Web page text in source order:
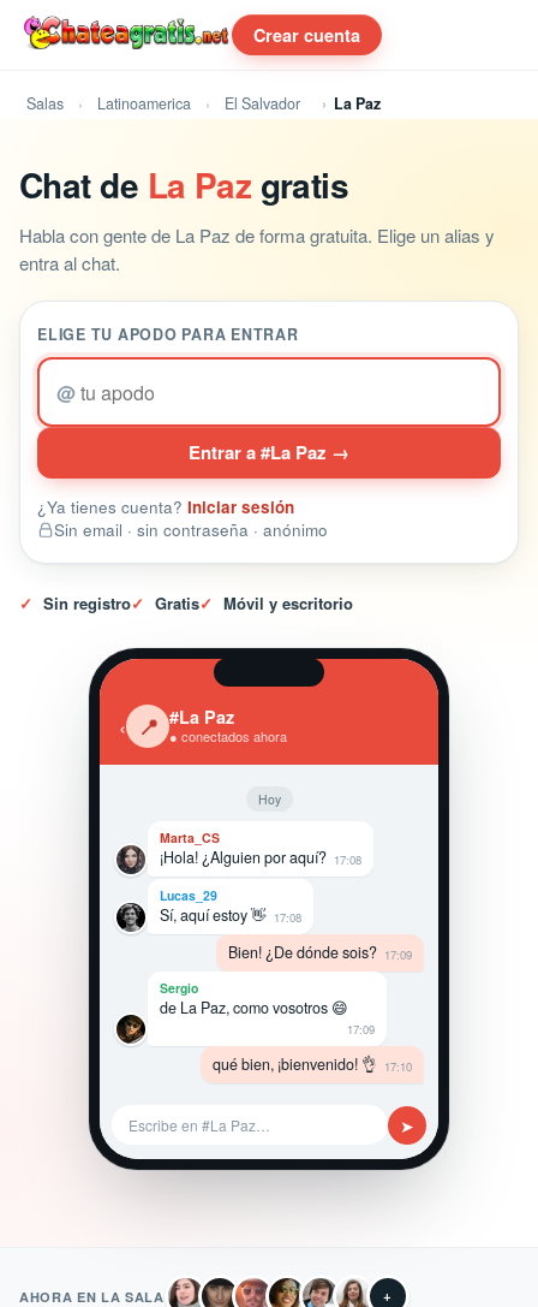
Crear cuenta
Salas Latinoamerica El Salvador La Paz
Chat de La Paz gratis
Habla con gente de La Paz de forma gratuita. Elige un alias y
entra al chat.
ELIGE TU APODO PARA ENTRAR
@
Entrar a #La Paz →
¿Ya tienes cuenta? Iniciar sesión
Sin email · sin contraseña · anónimo
✓ Sin registro✓ Gratis✓ Móvil y escritorio
‹ 📍 #La Paz
● conectados ahora
Hoy
Marta_CS
¡Hola! ¿Alguien por aquí? 17:08
Lucas_29
Sí, aquí estoy 👋 17:08
Bien! ¿De dónde sois? 17:09
Sergio
de La Paz, como vosotros 😄
17:09
qué bien, ¡bienvenido! 👌 17:10
Escribe en #La Paz… ➤
AHORA EN LA SALA +